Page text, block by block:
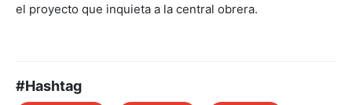
el proyecto que inquieta a la central obrera.
#Hashtag